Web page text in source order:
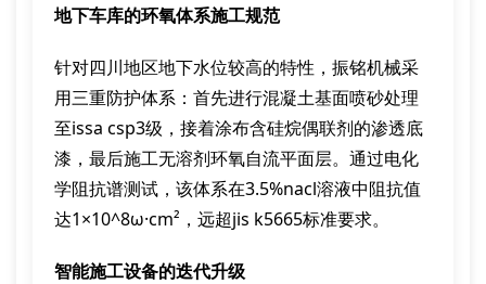
地下车库的环氧体系施工规范
针对四川地区地下水位较高的特性，振铭机械采
用三重防护体系：首先进行混凝土基面喷砂处理
至issa csp3级，接着涂布含硅烷偶联剂的渗透底
漆，最后施工无溶剂环氧自流平面层。通过电化
学阻抗谱测试，该体系在3.5%nacl溶液中阻抗值
达1×10^8ω·cm²，远超jis k5665标准要求。
智能施工设备的迭代升级